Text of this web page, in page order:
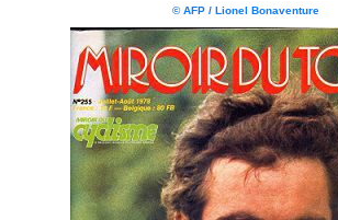
© AFP / Lionel Bonaventure